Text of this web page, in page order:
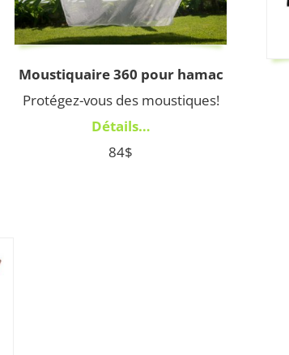
Moustiquaire 360 pour hamac
Protégez-vous des moustiques!
Détails…
84$